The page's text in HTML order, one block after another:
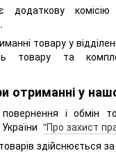
додаткову
товару у
товару та
отриманні у
і обмін
"Про захист
здійснюється